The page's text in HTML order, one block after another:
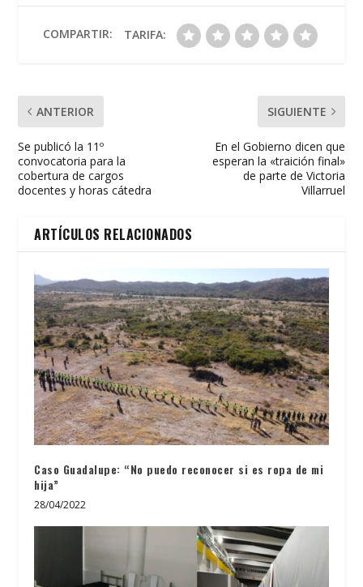
o
o
A
p
ar
ti
COMPARTIR: TARIFA:
ANTERIOR
Se publicó la 11º
convocatoria para la
cobertura de cargos
docentes y horas cátedra
SIGUIENTE
En el Gobierno dicen que
esperan la «traición final»
de parte de Victoria
Villarruel
ARTÍCULOS RELACIONADOS
Caso Guadalupe: “No puedo reconocer si es ropa de mi
hija”
28/04/2022